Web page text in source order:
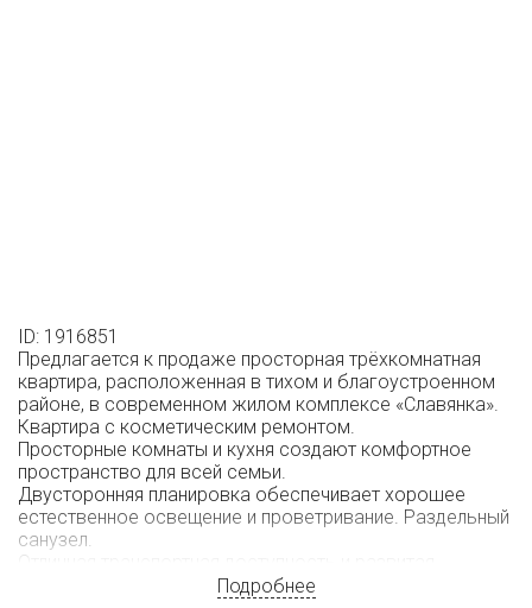
ID: 1916851
Предлагается к продаже просторная трёхкомнатная
квартира, расположенная в тихом и благоустроенном
районе, в современном жилом комплексе «Славянка».
Квартира с косметическим ремонтом.
Просторные комнаты и кухня создают комфортное
пространство для всей семьи.
Двусторонняя планировка обеспечивает хорошее
естественное освещение и проветривание. Раздельный
санузел.
Отличная транспортная доступность и развитая
инфраструктура района.Подробнее